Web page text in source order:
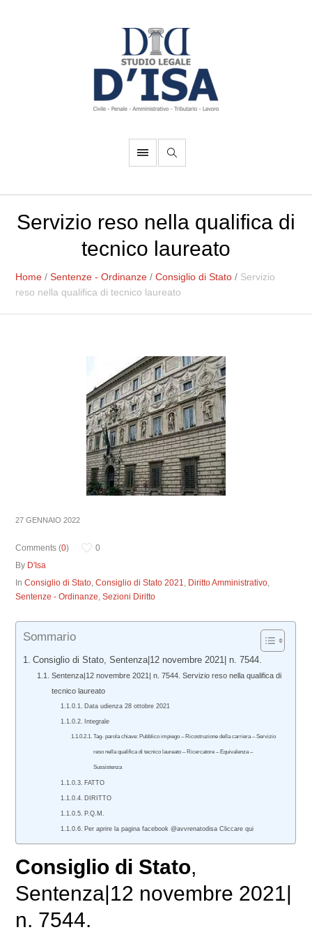
Servizio reso nella qualifica di
tecnico laureato
Home /Sentenze - Ordinanze /Consiglio di Stato / Servizio
reso nella qualifica di tecnico laureato
27 GENNAIO 2022
Comments (0)
0
By D'Isa
InConsiglio di Stato,Consiglio di Stato 2021, Diritto Amministrativo,
Sentenze - Ordinanze,Sezioni Diritto
Sommario
Consiglio di Stato, Sentenza|12 novembre 2021| n. 7544.
Sentenza|12 novembre 2021| n. 7544. Servizio reso nella qualifica di
tecnico laureato
Data udienza 28 ottobre 2021
Integrale
Tag- parola chiave: Pubblico impiego – Ricostruzione della carriera – Servizio
reso nella qualifica di tecnico laureato – Ricercatore – Equivalenza –
Sussistenza
FATTO
DIRITTO
P.Q.M.
Per aprire la pagina facebook @avvrenatodisa Cliccare qui
Consiglio di Stato,
Sentenza|12 novembre 2021|
n. 7544.